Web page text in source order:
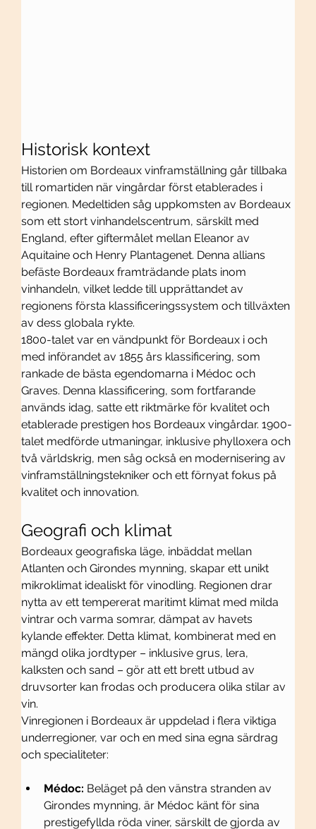
Historisk kontext
Historien om Bordeaux vinframställning går tillbaka
till romartiden när vingårdar först etablerades i
regionen. Medeltiden såg uppkomsten av Bordeaux
som ett stort vinhandelscentrum, särskilt med
England, efter giftermålet mellan Eleanor av
Aquitaine och Henry Plantagenet. Denna allians
befäste Bordeaux framträdande plats inom
vinhandeln, vilket ledde till upprättandet av
regionens första klassificeringssystem och tillväxten
av dess globala rykte.
1800-talet var en vändpunkt för Bordeaux i och
med införandet av 1855 års klassificering, som
rankade de bästa egendomarna i Médoc och
Graves. Denna klassificering, som fortfarande
används idag, satte ett riktmärke för kvalitet och
etablerade prestigen hos Bordeaux vingårdar. 1900-
talet medförde utmaningar, inklusive phylloxera och
två världskrig, men såg också en modernisering av
vinframställningstekniker och ett förnyat fokus på
kvalitet och innovation.
Geografi och klimat
Bordeaux geografiska läge, inbäddat mellan
Atlanten och Girondes mynning, skapar ett unikt
mikroklimat idealiskt för vinodling. Regionen drar
nytta av ett tempererat maritimt klimat med milda
vintrar och varma somrar, dämpat av havets
kylande effekter. Detta klimat, kombinerat med en
mängd olika jordtyper – inklusive grus, lera,
kalksten och sand – gör att ett brett utbud av
druvsorter kan frodas och producera olika stilar av
vin.
Vinregionen i Bordeaux är uppdelad i flera viktiga
underregioner, var och en med sina egna särdrag
och specialiteter:
Médoc: Beläget på den vänstra stranden av
Girondes mynning, är Médoc känt för sina
prestigefyllda röda viner, särskilt de gjorda av